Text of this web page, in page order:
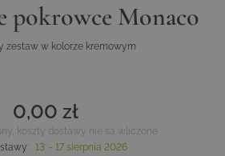
pokrowce Monaco
zestaw w kolorze kremowym
0,00 zł
koszty dostawy nie są wliczone
: 13. - 17 sierpnia 2026